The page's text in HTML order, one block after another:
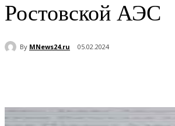
Ростовской АЭС
By MNews24.ru 05.02.2024